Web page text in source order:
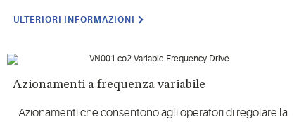
ULTERIORI INFORMAZIONI
Azionamenti a frequenza variabile
Azionamenti che consentono agli operatori di regolare la